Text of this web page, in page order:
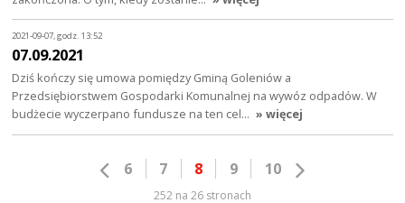
2021-09-07, godz. 13:52
07.09.2021
Dziś kończy się umowa pomiędzy Gminą Goleniów a
Przedsiębiorstwem Gospodarki Komunalnej na wywóz odpadów. W
budżecie wyczerpano fundusze na ten cel… » więcej
6 7 8 9 10
252 na 26 stronach